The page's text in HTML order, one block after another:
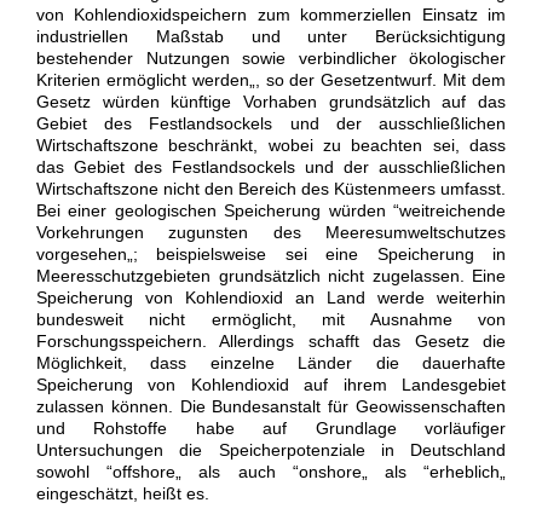
von Kohlendioxidspeichern zum kommerziellen Einsatz im
industriellen Maßstab und unter Berücksichtigung
bestehender Nutzungen sowie verbindlicher ökologischer
Kriterien ermöglicht werden„, so der Gesetzentwurf. Mit dem
Gesetz würden künftige Vorhaben grundsätzlich auf das
Gebiet des Festlandsockels und der ausschließlichen
Wirtschaftszone beschränkt, wobei zu beachten sei, dass
das Gebiet des Festlandsockels und der ausschließlichen
Wirtschaftszone nicht den Bereich des Küstenmeers umfasst.
Bei einer geologischen Speicherung würden “weitreichende
Vorkehrungen zugunsten des Meeresumweltschutzes
vorgesehen„; beispielsweise sei eine Speicherung in
Meeresschutzgebieten grundsätzlich nicht zugelassen. Eine
Speicherung von Kohlendioxid an Land werde weiterhin
bundesweit nicht ermöglicht, mit Ausnahme von
Forschungsspeichern. Allerdings schafft das Gesetz die
Möglichkeit, dass einzelne Länder die dauerhafte
Speicherung von Kohlendioxid auf ihrem Landesgebiet
zulassen können. Die Bundesanstalt für Geowissenschaften
und Rohstoffe habe auf Grundlage vorläufiger
Untersuchungen die Speicherpotenziale in Deutschland
sowohl “offshore„ als auch “onshore„ als “erheblich„
eingeschätzt, heißt es.